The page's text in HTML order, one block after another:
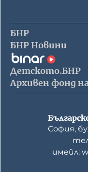
БНР
БНР Новини
Детското.БНР
Архивен фонд
София,
имейл: